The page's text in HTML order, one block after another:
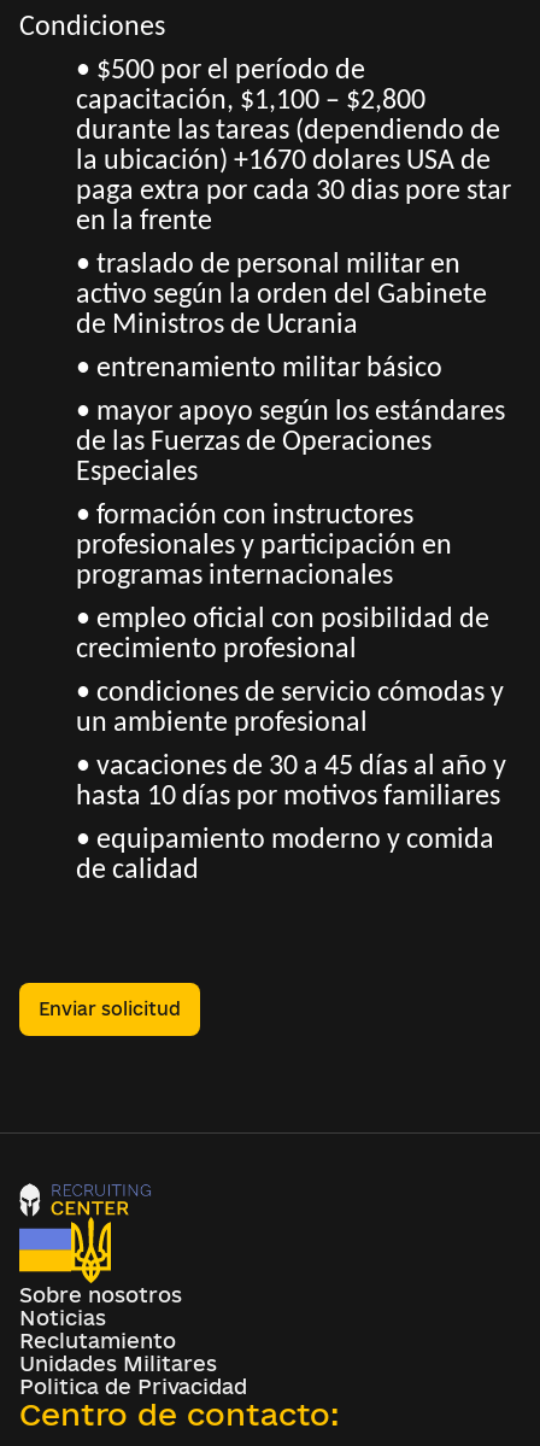
Condiciones
• $500 por el período de
capacitación, $1,100 – $2,800
durante las tareas (dependiendo de
la ubicación) +1670 dolares USA de
paga extra por cada 30 dias pore star
en la frente
• traslado de personal militar en
activo según la orden del Gabinete
de Ministros de Ucrania
• ​​entrenamiento militar básico
• mayor apoyo según los estándares
de las Fuerzas de Operaciones
Especiales
• formación con instructores
profesionales y participación en
programas internacionales
• empleo oficial con posibilidad de
crecimiento profesional
• condiciones de servicio cómodas y
un ambiente profesional
• vacaciones de 30 a 45 días al año y
hasta 10 días por motivos familiares
• equipamiento moderno y comida
de calidad
Enviar solicitud
Sobre nosotros
Noticias
Reclutamiento
Unidades Militares
Politica de Privacidad
Centro de contacto: